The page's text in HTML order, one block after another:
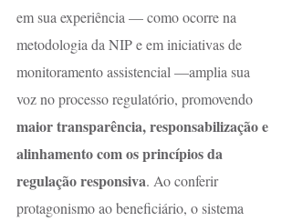
em sua experiência — como ocorre na
metodologia da NIP e em iniciativas de
monitoramento assistencial —amplia sua
voz no processo regulatório, promovendo
maior transparência, responsabilização e
alinhamento com os princípios da
regulação responsiva. Ao conferir
protagonismo ao beneficiário, o sistema